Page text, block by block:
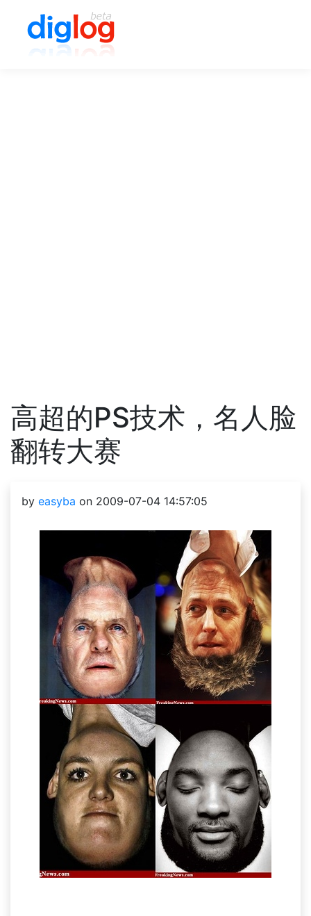
高超的PS技术，名人脸
翻转大赛
by easyba on 2009-07-04 14:57:05